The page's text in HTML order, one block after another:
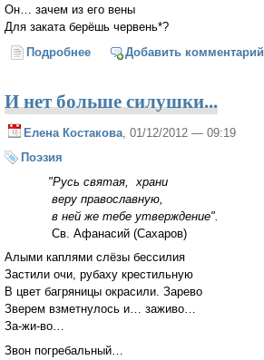
Он… зачем из его вены
Для заката берёшь червень*?
Подробнее о Здесь я…
Добавить комментарий
И нет больше силушки...
Елена Костакова, 01/12/2012 — 09:19
Поэзия
"Русь святая, храни
веру православную,
в ней же тебе утверждение".
Св. Афанасий (Сахаров)
Алыми каплями слёзы бессилия
Застили очи, рубаху крестильную
В цвет багряницы окрасили. Зарево
Зверем взметнулось и… заживо…
За-жи-во…
Звон погребальный…